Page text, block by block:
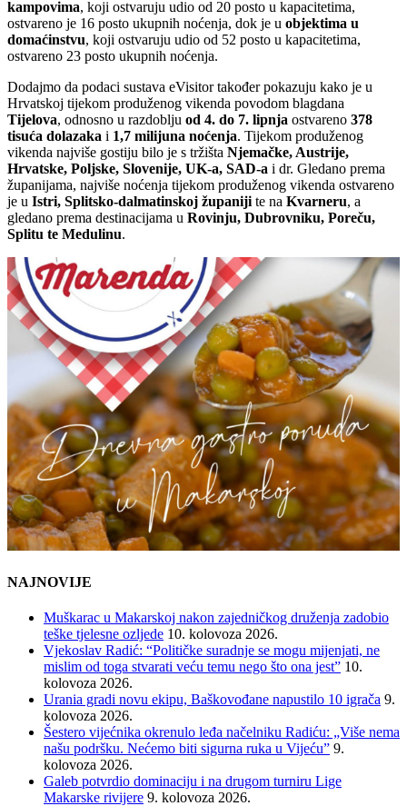
kampovima, koji ostvaruju udio od 20 posto u kapacitetima,
ostvareno je 16 posto ukupnih noćenja, dok je u objektima u
domaćinstvu, koji ostvaruju udio od 52 posto u kapacitetima,
ostvareno 23 posto ukupnih noćenja.
Dodajmo da podaci sustava eVisitor također pokazuju kako je u
Hrvatskoj tijekom produženog vikenda povodom blagdana
Tijelova, odnosno u razdoblju od 4. do 7. lipnja ostvareno 378
tisuća dolazaka i 1,7 milijuna noćenja. Tijekom produženog
vikenda najviše gostiju bilo je s tržišta Njemačke, Austrije,
Hrvatske, Poljske, Slovenije, UK-a, SAD-a i dr. Gledano prema
županijama, najviše noćenja tijekom produženog vikenda ostvareno
je u Istri, Splitsko-dalmatinskoj županiji te na Kvarneru, a
gledano prema destinacijama u Rovinju, Dubrovniku, Poreču,
Splitu te Medulinu.
NAJNOVIJE
Muškarac u Makarskoj nakon zajedničkog druženja zadobio
teške tjelesne ozljede 10. kolovoza 2026.
Vjekoslav Radić: “Političke suradnje se mogu mijenjati, ne
mislim od toga stvarati veću temu nego što ona jest” 10.
kolovoza 2026.
Urania gradi novu ekipu, Baškovođane napustilo 10 igrača 9.
kolovoza 2026.
Šestero vijećnika okrenulo leđa načelniku Radiću: „Više nema
našu podršku. Nećemo biti sigurna ruka u Vijeću” 9.
kolovoza 2026.
Galeb potvrdio dominaciju i na drugom turniru Lige
Makarske rivijere 9. kolovoza 2026.